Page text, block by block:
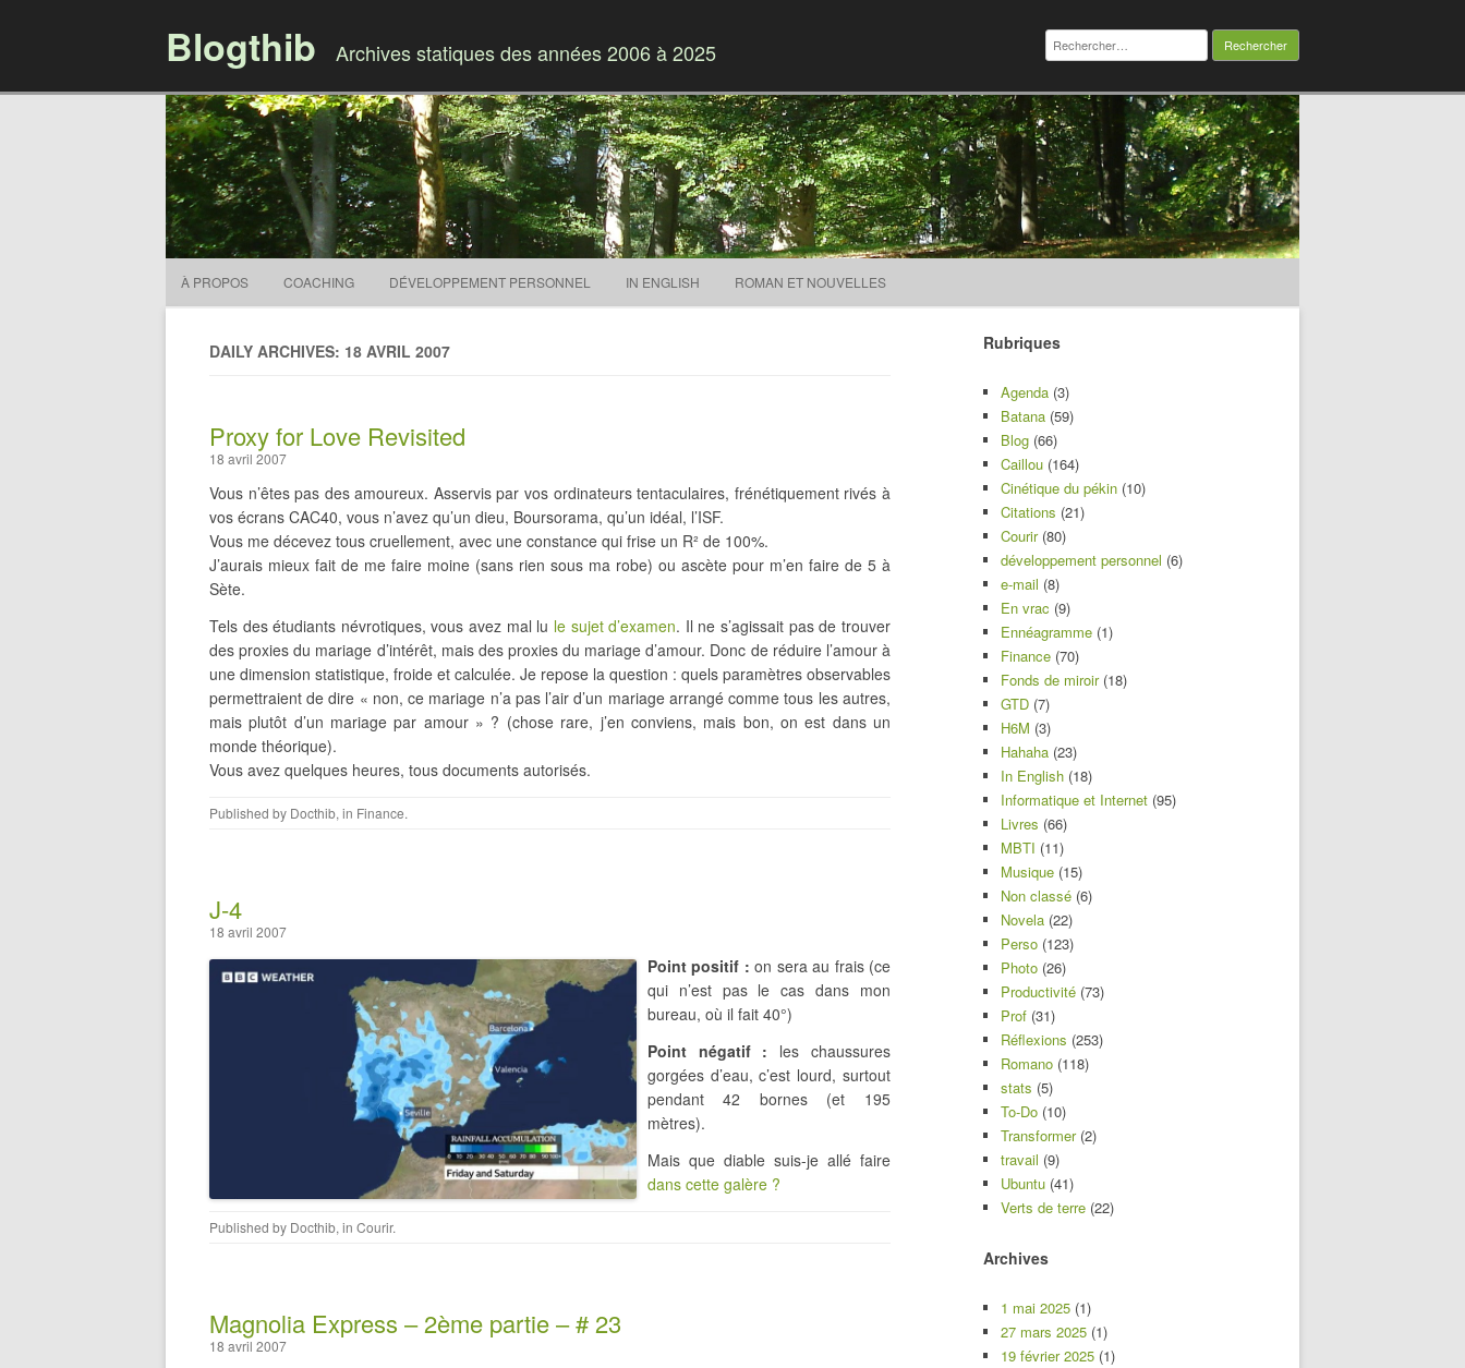
Blogthib Archives statiques des années 2006 à 2025
Rechercher :
À PROPOS COACHING DÉVELOPPEMENT PERSONNEL IN ENGLISH ROMAN ET NOUVELLES
DAILY ARCHIVES: 18 AVRIL 2007
Proxy for Love Revisited
18 avril 2007
Vous n’êtes pas des amoureux. Asservis par vos ordinateurs tentaculaires, frénétiquement rivés à
vos écrans CAC40, vous n’avez qu’un dieu, Boursorama, qu’un idéal, l’ISF.
Vous me décevez tous cruellement, avec une constance qui frise un R² de 100%.
J’aurais mieux fait de me faire moine (sans rien sous ma robe) ou ascète pour m’en faire de 5 à
Sète.
Tels des étudiants névrotiques, vous avez mal lu le sujet d’examen. Il ne s’agissait pas de trouver
des proxies du mariage d’intérêt, mais des proxies du mariage d’amour. Donc de réduire l’amour à
une dimension statistique, froide et calculée. Je repose la question : quels paramètres observables
permettraient de dire « non, ce mariage n’a pas l’air d’un mariage arrangé comme tous les autres,
mais plutôt d’un mariage par amour » ? (chose rare, j’en conviens, mais bon, on est dans un
monde théorique).
Vous avez quelques heures, tous documents autorisés.
Published by Docthib, in Finance.
J-4
18 avril 2007
Point positif : on sera au frais (ce
qui n’est pas le cas dans mon
bureau, où il fait 40°)
Point négatif : les chaussures
gorgées d’eau, c’est lourd, surtout
pendant 42 bornes (et 195
mètres).
Mais que diable suis-je allé faire
dans cette galère ?
Published by Docthib, in Courir.
Magnolia Express – 2ème partie – # 23
18 avril 2007
Rubriques
Agenda (3)
Batana (59)
Blog (66)
Caillou (164)
Cinétique du pékin (10)
Citations (21)
Courir(80)
développement personnel (6)
e-mail (8)
En vrac (9)
Ennéagramme (1)
Finance (70)
Fonds de miroir(18)
GTD (7)
H6M (3)
Hahaha (23)
In English (18)
Informatique et Internet (95)
Livres (66)
MBTI (11)
Musique (15)
Non classé (6)
Novela (22)
Perso (123)
Photo (26)
Productivité (73)
Prof (31)
Réflexions (253)
Romano (118)
stats (5)
To-Do (10)
Transformer(2)
travail (9)
Ubuntu (41)
Verts de terre (22)
Archives
1 mai 2025 (1)
27 mars 2025 (1)
19 février 2025 (1)